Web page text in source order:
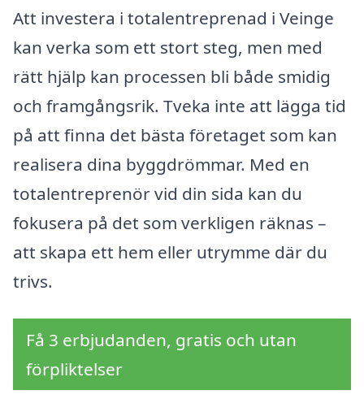
Att investera i totalentreprenad i Veinge
kan verka som ett stort steg, men med
rätt hjälp kan processen bli både smidig
och framgångsrik. Tveka inte att lägga tid
på att finna det bästa företaget som kan
realisera dina byggdrömmar. Med en
totalentreprenör vid din sida kan du
fokusera på det som verkligen räknas –
att skapa ett hem eller utrymme där du
trivs.
Få 3 erbjudanden, gratis och utan
förpliktelser